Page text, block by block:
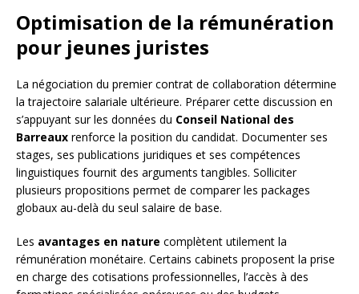
Optimisation de la rémunération
pour jeunes juristes
La négociation du premier contrat de collaboration détermine
la trajectoire salariale ultérieure. Préparer cette discussion en
s’appuyant sur les données du Conseil National des
Barreaux renforce la position du candidat. Documenter ses
stages, ses publications juridiques et ses compétences
linguistiques fournit des arguments tangibles. Solliciter
plusieurs propositions permet de comparer les packages
globaux au-delà du seul salaire de base.
Les avantages en nature complètent utilement la
rémunération monétaire. Certains cabinets proposent la prise
en charge des cotisations professionnelles, l’accès à des